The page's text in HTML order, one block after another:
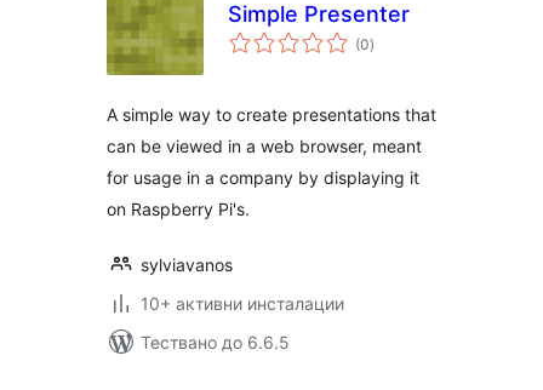
Simple Presenter
(0общо
оценки
)
A simple way to create presentations that
can be viewed in a web browser, meant
for usage in a company by displaying it
on Raspberry Pi's.
sylviavanos
10+ активни инсталации
Тествано до 6.6.5